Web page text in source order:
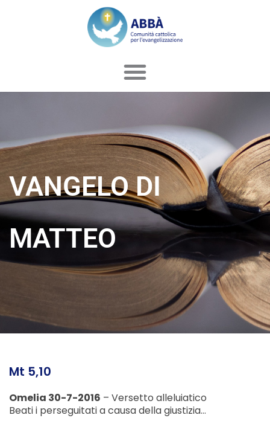
VANGELO DI
MATTEO
Mt 5,10
Omelia 30-7-2016 – Versetto alleluiatico
Beati i perseguitati a causa della giustizia…